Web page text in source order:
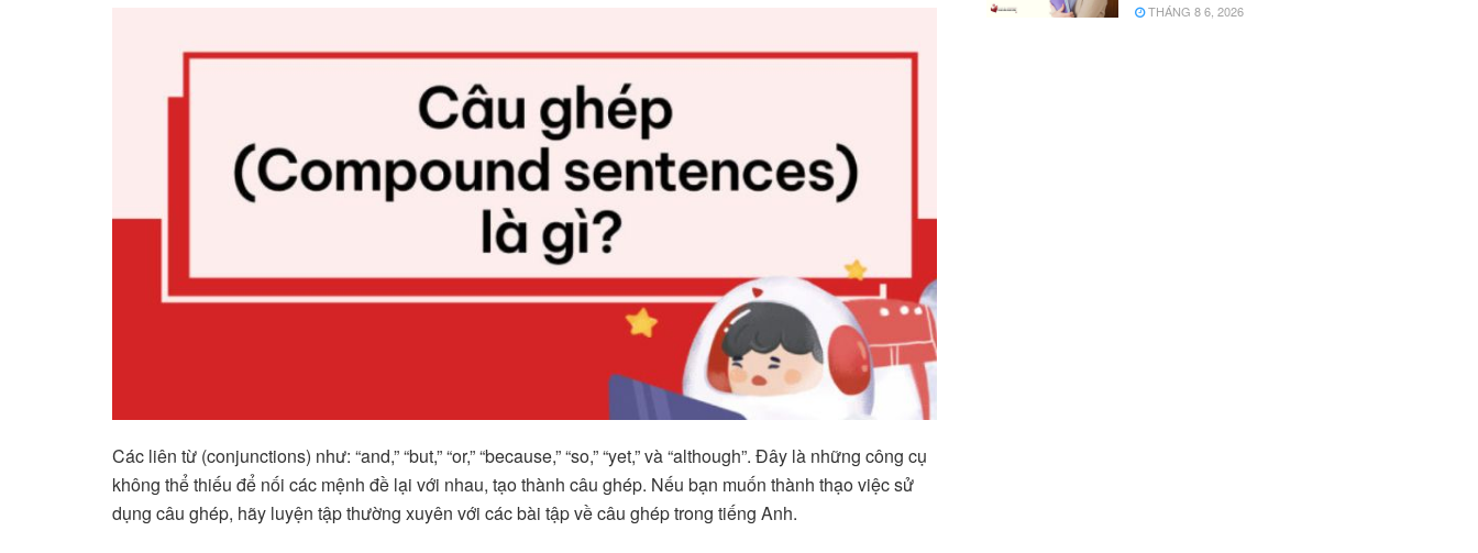
Các liên từ (conjunctions) như: “and,” “but,” “or,” “because,” “so,” “yet,” và “although”. Đây là những công cụ
không thể thiếu để nối các mệnh đề lại với nhau, tạo thành câu ghép. Nếu bạn muốn thành thạo việc sử
dụng câu ghép, hãy luyện tập thường xuyên với các bài tập về câu ghép trong tiếng Anh.
THÁNG 8 6, 2026